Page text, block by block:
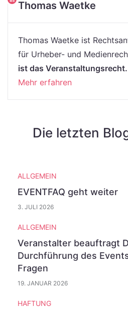
Thomas Waetke
Thomas Waetke ist
für Urheber- und
ist das Veranstaltungsrecht.
Mehr erfahren
Die letzten
ALLGEMEIN
EVENTFAQ geht weiter
3. JULI 2026
ALLGEMEIN
Veranstalter beauftragt
Durchführung des
Fragen
19. JANUAR 2026
HAFTUNG